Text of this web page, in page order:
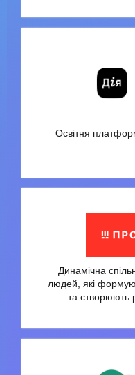
Освітня
Динамічна
людей, які
та створюють